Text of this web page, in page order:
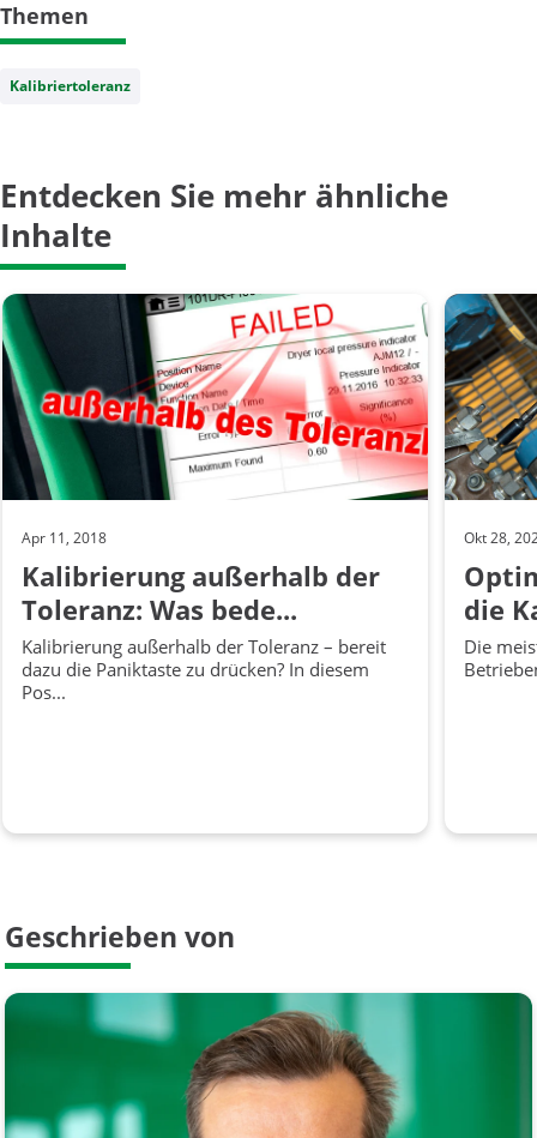
Themen
Kalibriertoleranz
Entdecken Sie mehr ähnliche
Inhalte
Apr 11, 2018
Kalibrierung außerhalb der
Toleranz: Was bede...
Kalibrierung außerhalb der Toleranz – bereit
dazu die Paniktaste zu drücken? In diesem
Pos...
Okt 28,
die
Die
Geschrieben von